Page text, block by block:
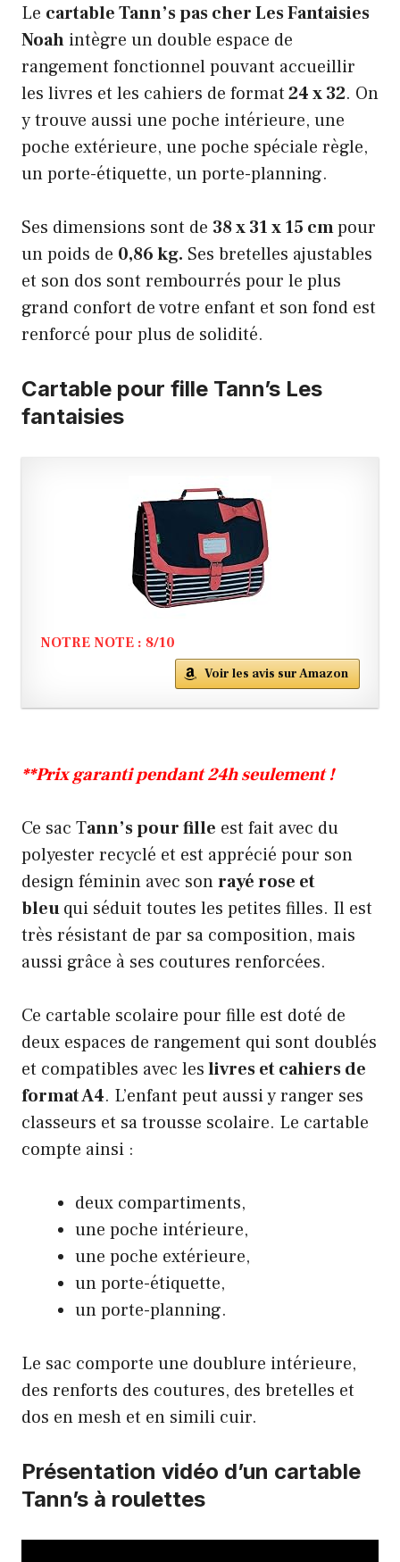
Le cartable Tann’s pas cher Les Fantaisies
Noah intègre un double espace de
rangement fonctionnel pouvant accueillir
les livres et les cahiers de format24 x 32. On
y trouve aussi une poche intérieure, une
poche extérieure, une poche spéciale règle,
un porte-étiquette, un porte-planning.
Ses dimensions sont de 38 x 31 x 15 cmpour
un poids de 0,86 kg. Ses bretelles ajustables
et son dos sont rembourrés pour le plus
grand confort de votre enfant et son fond est
renforcé pour plus de solidité.
Cartable pour fille Tann’s Les
fantaisies
NOTRE NOTE : 8/10
Voir les avis sur Amazon
**Prix garanti pendant 24h seulement !
Ce sac Tann’s pour fille est fait avec du
polyester recyclé et est apprécié pour son
design féminin avec sonrayé rose et
bleuqui séduit toutes les petites filles. Il est
très résistant de par sa composition, mais
aussi grâce à ses coutures renforcées.
Ce cartable scolaire pour fille est doté de
deux espaces de rangement qui sont doublés
et compatibles avec leslivres et cahiers de
format A4. L’enfant peut aussi y ranger ses
classeurs et sa trousse scolaire. Le cartable
compte ainsi :
deux compartiments,
une poche intérieure,
une poche extérieure,
un porte-étiquette,
un porte-planning.
Le sac comporte une doublure intérieure,
des renforts des coutures, des bretelles et
dos en mesh et en simili cuir.
Présentation vidéo d’un cartable
Tann’s à roulettes